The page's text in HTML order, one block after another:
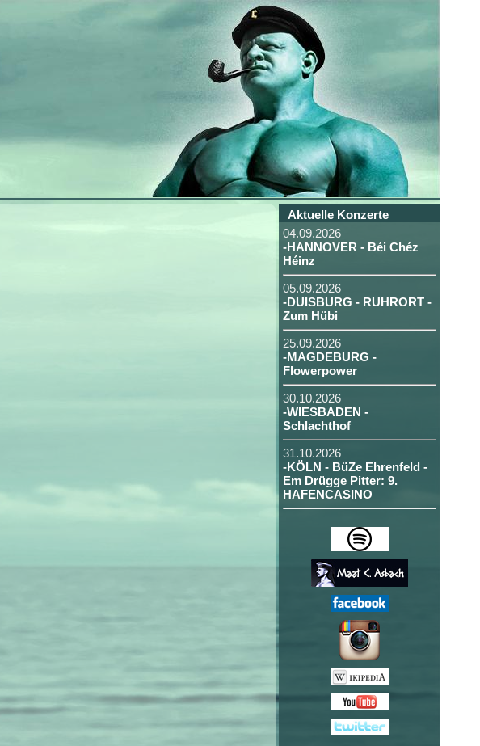
Aktuelle Konzerte
04.09.2026
-HANNOVER - Béi Chéz
Héinz
05.09.2026
-DUISBURG - RUHRORT -
Zum Hübi
25.09.2026
-MAGDEBURG -
Flowerpower
30.10.2026
-WIESBADEN -
Schlachthof
31.10.2026
-KÖLN - BüZe Ehrenfeld -
Em Drügge Pitter: 9.
HAFENCASINO